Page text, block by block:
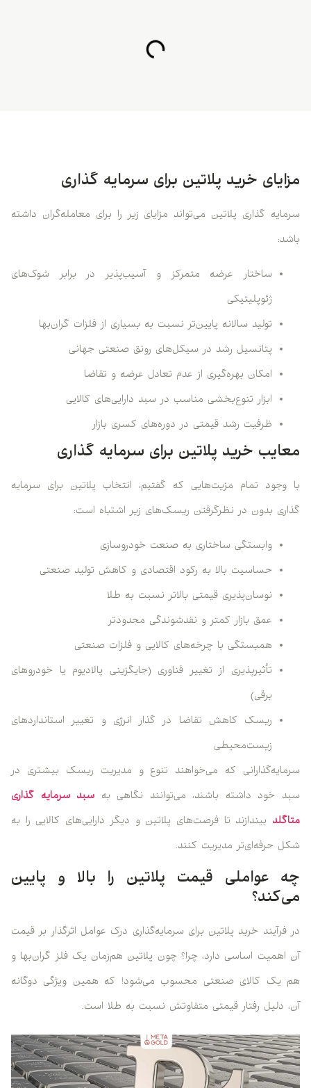
مزایای خرید پلاتین برای سرمایه گذاری
سرمایه گذاری پلاتین می‌تواند مزایای زیر را برای معامله‌گران داشته
باشد:
ساختار عرضه متمرکز و آسیب‌پذیر در برابر شوک‌های
ژئوپلیتیکی
تولید سالانه پایین‌تر نسبت به بسیاری از فلزات گران‌بها
پتانسیل رشد در سیکل‌های رونق صنعتی جهانی
امکان بهره‌گیری از عدم تعادل عرضه و تقاضا
ابزار تنوع‌بخشی مناسب در سبد دارایی‌های کالایی
ظرفیت رشد قیمتی در دوره‌های کسری بازار
معایب خرید پلاتین برای سرمایه گذاری
با وجود تمام مزیت‌هایی که گفتیم، انتخاب پلاتین برای سرمایه
گذاری بدون در نظرگرفتن ریسک‌های زیر اشتباه است:
وابستگی ساختاری به صنعت خودروسازی
حساسیت بالا به رکود اقتصادی و کاهش تولید صنعتی
نوسان‌پذیری قیمتی بالاتر نسبت به طلا
عمق بازار کمتر و نقدشوندگی محدودتر
همبستگی با چرخه‌های کالایی و فلزات صنعتی
تأثیرپذیری از تغییر فناوری (جایگزینی پالادیوم یا خودروهای
برقی)
ریسک کاهش تقاضا در گذار انرژی و تغییر استانداردهای
زیست‌محیطی
سرمایه‌گذارانی که می‌خواهند تنوع و مدیریت ریسک بیشتری در
سبد خود داشته باشند، می‌توانند نگاهی به سبد سرمایه گذاری
متاگلد بیندازند تا فرصت‌های پلاتین و دیگر دارایی‌های کالایی را به
شکل حرفه‌ای‌تر مدیریت کنند.
چه عواملی قیمت پلاتین را بالا و پایین
می‌کند؟
در فرآیند خرید پلاتین برای سرمایه‌گذاری درک عوامل اثرگذار بر قیمت
آن اهمیت اساسی دارد، چرا؟ چون پلاتین هم‌زمان یک فلز گران‌بها و
هم یک کالای صنعتی محسوب می‌شود! که همین ویژگی دوگانه
آن، دلیل رفتار قیمتی متفاوتش نسبت به طلا است.